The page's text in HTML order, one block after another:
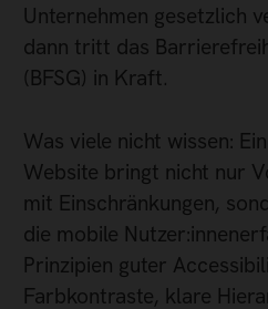
Unternehmen gesetzlich
dann tritt das
(BFSG) in Kraft.
Was viele nicht wissen:
Website bringt nicht nur
mit Einschränkungen,
die mobile
Prinzipien guter
Farbkontraste, klare